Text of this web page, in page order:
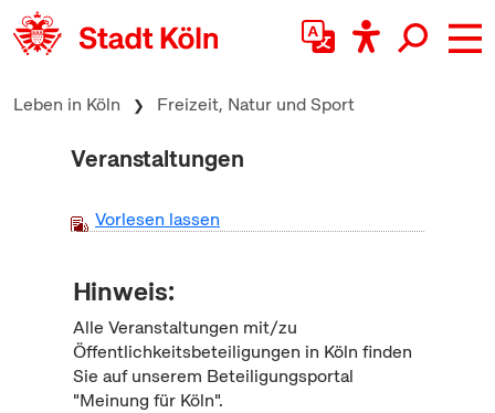
zum Inhalt springen
Leben in Köln Freizeit, Natur und Sport
Veranstaltungen
Vorlesen lassen
Hinweis:
Alle Veranstaltungen mit/zu
Öffentlichkeitsbeteiligungen in Köln finden
Sie auf unserem Beteiligungsportal
"Meinung für Köln".